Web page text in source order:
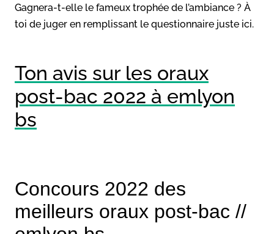
Gagnera-t-elle le fameux trophée de l’ambiance ? À
toi de juger en remplissant le questionnaire juste ici.
Ton avis sur les oraux
post-bac 2022 à emlyon
bs